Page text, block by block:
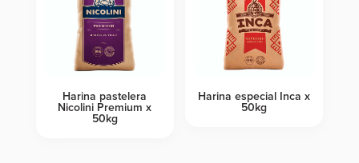
Harina pastelera
Nicolini Premium x
50kg
Harina especial Inca x
50kg